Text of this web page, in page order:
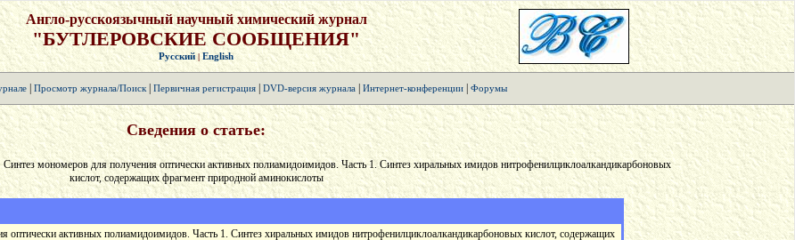
Англо-русскоязычный научный химический журнал
"БУТЛЕРОВСКИЕ СООБЩЕНИЯ"
Русский |English
| Просмотр журнала/Поиск| Первичная регистрация DVD-версия журнала| Интернет-конференции| Форумы
Сведения о статье:
мономеров для получения оптически активных полиамидоимидов. Часть 1. Синтез хиральных имидов нитрофенилциклоалкандикарбоновых
кислот, содержащих фрагмент природной аминокислоты
оптически активных полиамидоимидов. Часть 1. Синтез хиральных имидов нитрофенилциклоалкандикарбоновых кислот, содержащих